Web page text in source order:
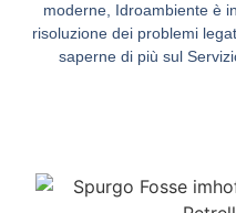
moderne, Idroambiente è
risoluzione dei problemi
saperne di più sul